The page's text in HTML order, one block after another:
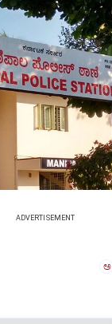
ADVERTISEMENT
ಅ